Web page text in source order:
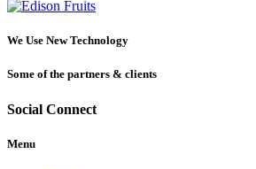
We Use New Technology
Some of the partners & clients
Social Connect
Μenu